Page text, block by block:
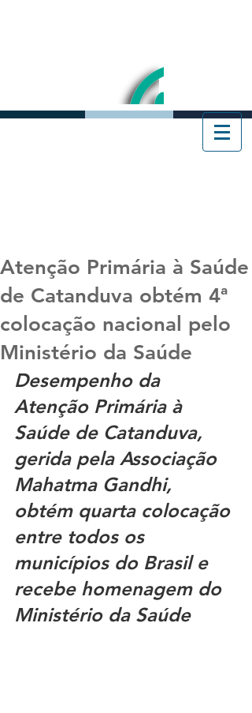
Atenção Primária à Saúde
de Catanduva obtém 4ª
colocação nacional pelo
Ministério da Saúde
Desempenho da
Atenção Primária à
Saúde de Catanduva,
gerida pela Associação
Mahatma Gandhi,
obtém quarta colocação
entre todos os
municípios do Brasil e
recebe homenagem do
Ministério da Saúde